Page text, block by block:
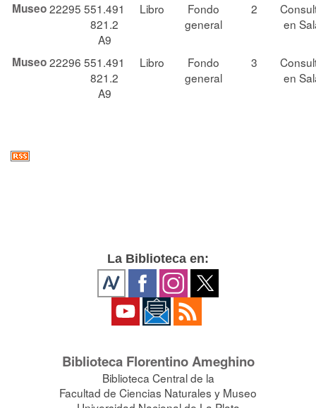
Museo22295 551.491
821.2
A9
Libro
Fondo
general
2
en
Museo22296 551.491
821.2
A9
Libro
Fondo
general
3
en
La Biblioteca en:
Biblioteca Florentino Ameghino
Biblioteca Central de la
Facultad de Ciencias Naturales y Museo